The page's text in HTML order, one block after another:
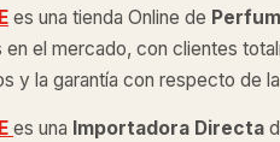
es una tienda Online de
en el mercado, con clientes
y la garantía con respecto de
es una Importadora Directa